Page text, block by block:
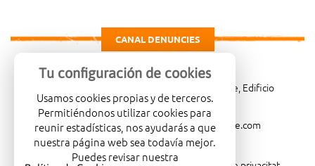
CANAL DENUNCIES
Carretera de Madrid Km. 4, 03007 Alicante, Edificio
Administrativo, planta 3ª
966081001
merca@mercalicante.com
Tu configuración de cookies
Usamos cookies propias y de terceros.
Permitiéndonos utilizar cookies para
reunir estadísticas, nos ayudarás a que
nuestra página web sea todavía mejor.
Puedes revisar nuestra